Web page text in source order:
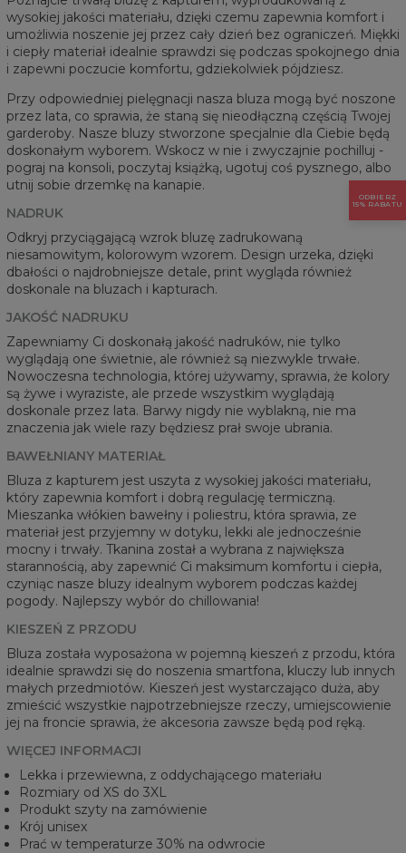
wysokiej jakości materiału, dzięki czemu zapewnia komfort i
umożliwia noszenie jej przez cały dzień bez ograniczeń. Miękki
i ciepły materiał idealnie sprawdzi się podczas spokojnego dnia
i zapewni poczucie komfortu, gdziekolwiek pójdziesz.
Przy odpowiedniej pielęgnacji nasza bluza mogą być noszone
przez lata, co sprawia, że staną się nieodłączną częścią Twojej
garderoby. Nasze bluzy stworzone specjalnie dla Ciebie będą
doskonałym wyborem. Wskocz w nie i zwyczajnie pochilluj -
pograj na konsoli, poczytaj książką, ugotuj coś pysznego, albo
utnij sobie drzemkę na kanapie.
NADRUK
Odkryj przyciągającą wzrok bluzę zadrukowaną
niesamowitym, kolorowym wzorem. Design urzeka, dzięki
dbałości o najdrobniejsze detale, print wygląda również
doskonale na bluzach i kapturach.
JAKOŚĆ NADRUKU
Zapewniamy Ci doskonałą jakość nadruków, nie tylko
wyglądają one świetnie, ale również są niezwykle trwałe.
Nowoczesna technologia, której używamy, sprawia, że kolory
są żywe i wyraziste, ale przede wszystkim wyglądają
doskonale przez lata. Barwy nigdy nie wyblakną, nie ma
znaczenia jak wiele razy będziesz prał swoje ubrania.
BAWEŁNIANY MATERIAŁ
Bluza z kapturem jest uszyta z wysokiej jakości materiału,
który zapewnia komfort i dobrą regulację termiczną.
Mieszanka włókien bawełny i poliestru, która sprawia, ze
materiał jest przyjemny w dotyku, lekki ale jednocześnie
mocny i trwały. Tkanina został a wybrana z największa
starannością, aby zapewnić Ci maksimum komfortu i ciepła,
czyniąc nasze bluzy idealnym wyborem podczas każdej
pogody. Najlepszy wybór do chillowania!
KIESZEŃ Z PRZODU
Bluza została wyposażona w pojemną kieszeń z przodu, która
idealnie sprawdzi się do noszenia smartfona, kluczy lub innych
małych przedmiotów. Kieszeń jest wystarczająco duża, aby
zmieścić wszystkie najpotrzebniejsze rzeczy, umiejscowienie
jej na froncie sprawia, że akcesoria zawsze będą pod ręką.
WIĘCEJ INFORMACJI
Lekka i przewiewna, z oddychającego materiału
Rozmiary od XS do 3XL
Produkt szyty na zamówienie
Krój unisex
Prać w temperaturze 30% na odwrocie
ODBIERZ
15% RABATU